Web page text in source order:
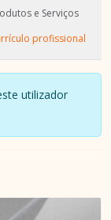
e Serviços
profissional
utilizador